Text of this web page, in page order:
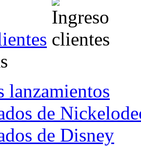
lanzamientos
de
de Disney